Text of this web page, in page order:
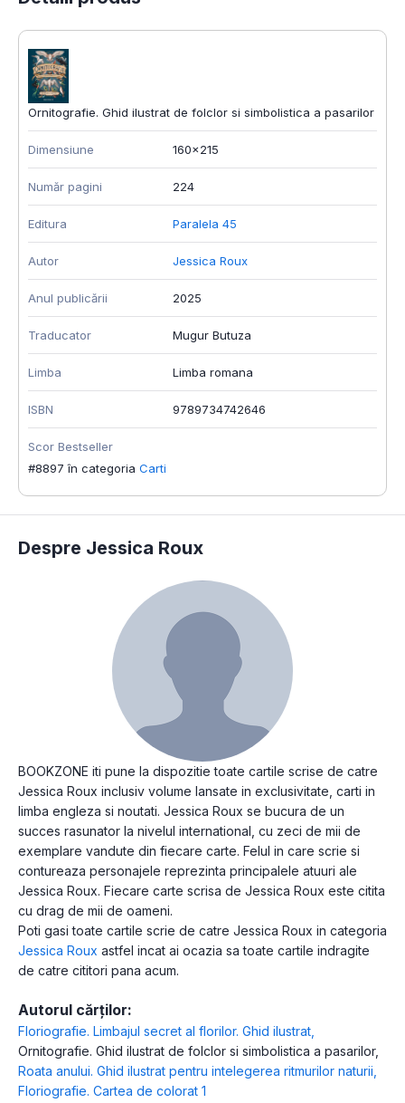
Ornitografie. Ghid ilustrat de folclor si simbolistica a pasarilor
Dimensiune 160x215
Număr pagini 224
Editura Paralela 45
Autor Jessica Roux
Anul publicării 2025
Traducator Mugur Butuza
Limba Limba romana
ISBN 9789734742646
Scor Bestseller
#8897 în categoria Carti
Despre Jessica Roux
BOOKZONE iti pune la dispozitie toate cartile scrise de catre
Jessica Roux inclusiv volume lansate in exclusivitate, carti in
limba engleza si noutati. Jessica Roux se bucura de un
succes rasunator la nivelul international, cu zeci de mii de
exemplare vandute din fiecare carte. Felul in care scrie si
contureaza personajele reprezinta principalele atuuri ale
Jessica Roux. Fiecare carte scrisa de Jessica Roux este citita
cu drag de mii de oameni.
Poti gasi toate cartile scrie de catre Jessica Roux in categoria
Jessica Roux astfel incat ai ocazia sa toate cartile indragite
de catre cititori pana acum.
Autorul cărților:
Floriografie. Limbajul secret al florilor. Ghid ilustrat,
Ornitografie. Ghid ilustrat de folclor si simbolistica a pasarilor,
Roata anului. Ghid ilustrat pentru intelegerea ritmurilor naturii,
Floriografie. Cartea de colorat 1